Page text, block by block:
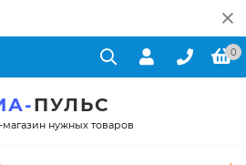
0
ПУЛЬС
магазин нужных товаров